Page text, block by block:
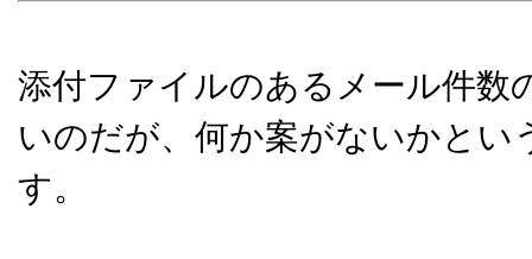
添付ファイルのあるメール件数
いのだが、何か案がないかと
す。